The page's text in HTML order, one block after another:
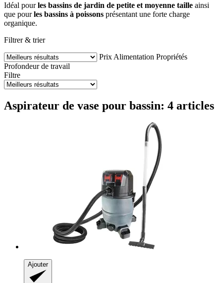
Idéal pourles bassins de jardin de petite et moyenne taille ainsi
que pourles bassins à poissons présentant une forte charge
organique.
Filtrer & trier
Prix Alimentation Propriétés
Profondeur de travail
Filtre
Aspirateur de vase pour bassin: 4 articles
Ajouter